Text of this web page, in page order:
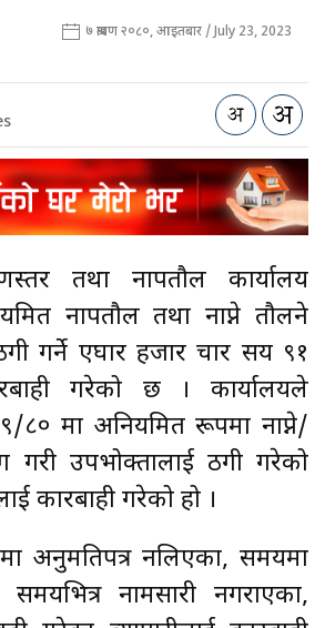
७ श्रावण २०८०, आइतबार / July 23, 2023
तथा नापतौल कार्यालय
नापतौल तथा नाप्ने तौलने
ठगी गर्ने एघार हजार चार सय ९१
गरेको छ । कार्यालयले
८० मा अनियमित रूपमा नाप्ने/
गरी उपभोक्तालाई ठगी गरेको
कारबाही गरेको हो ।
अनुमतिपत्र नलिएका, समयमा
नामसारी नगराएका,